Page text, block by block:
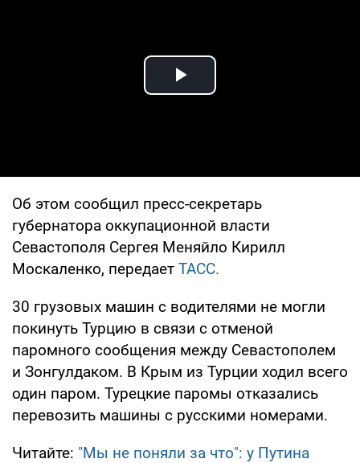
Play Video
Об этом сообщил пресс-секретарь
губернатора оккупационной власти
Севастополя Сергея Меняйло Кирилл
Москаленко, передает ТАСС.
30 грузовых машин с водителями не могли
покинуть Турцию в связи с отменой
паромного сообщения между Севастополем
и Зонгулдаком. В Крым из Турции ходил всего
один паром. Турецкие паромы отказались
перевозить машины с русскими номерами.
Читайте: "Мы не поняли за что": у Путина